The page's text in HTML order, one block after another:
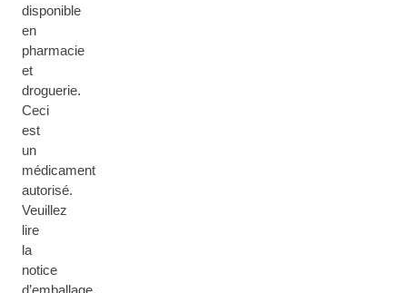
disponible
en
pharmacie
et
droguerie.
Ceci
est
un
médicament
autorisé.
Veuillez
lire
la
notice
d’emballage.